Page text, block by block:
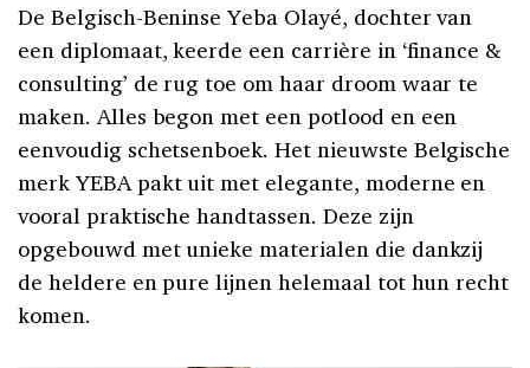
De Belgisch-Beninse Yeba Olayé, dochter van
een diplomaat, keerde een carrière in ‘finance &
consulting’ de rug toe om haar droom waar te
maken. Alles begon met een potlood en een
eenvoudig schetsenboek. Het nieuwste Belgische
merk YEBA pakt uit met elegante, moderne en
vooral praktische handtassen. Deze zijn
opgebouwd met unieke materialen die dankzij
de heldere en pure lijnen helemaal tot hun recht
komen.